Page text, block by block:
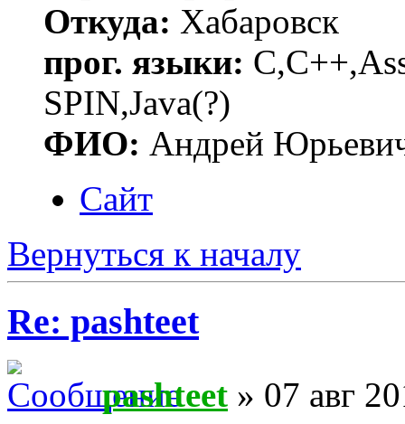
Откуда: Хабаровск
прог. языки:
SPIN,Java(?)
ФИО: Андрей
Сайт
Вернуться к началу
Re: pashteet
pashteet » 07 авг